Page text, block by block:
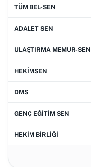
TÜM BEL-SEN
ADALET SEN
ULAŞTIRMA MEMUR-SEN
HEKİMSEN
DMS
GENÇ EĞİTİM SEN
HEKİM BİRLİĞİ